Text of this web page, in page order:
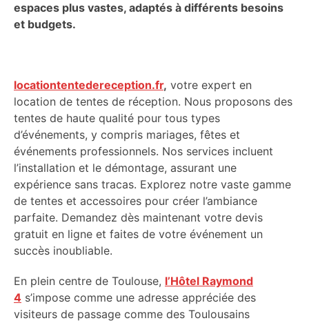
espaces plus vastes, adaptés à différents besoins
et budgets.
locationtentedereception.fr, votre expert en
location de tentes de réception. Nous proposons des
tentes de haute qualité pour tous types
d’événements, y compris mariages, fêtes et
événements professionnels. Nos services incluent
l’installation et le démontage, assurant une
expérience sans tracas. Explorez notre vaste gamme
de tentes et accessoires pour créer l’ambiance
parfaite. Demandez dès maintenant votre devis
gratuit en ligne et faites de votre événement un
succès inoubliable.
En plein centre de Toulouse, l’Hôtel Raymond
4 s’impose comme une adresse appréciée des
visiteurs de passage comme des Toulousains